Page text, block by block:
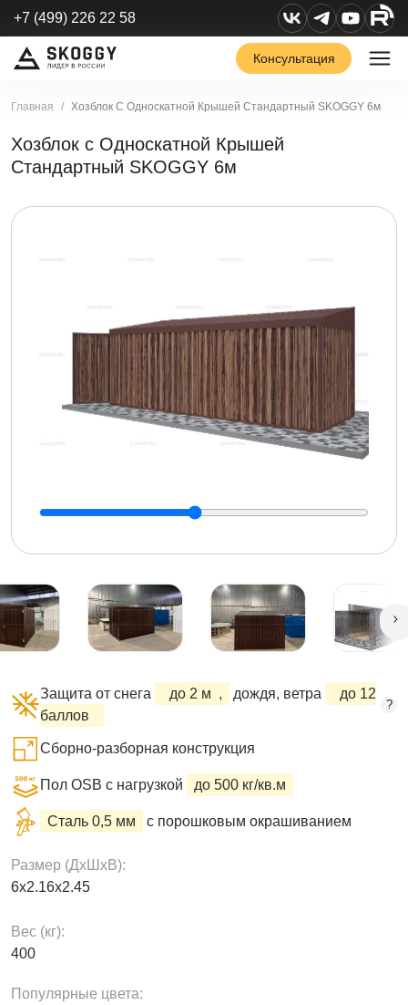
+7 (499) 226 22 58
Консультация
Главная Хозблок С Односкатной Крышей Стандартный SKOGGY 6м
Хозблок с Односкатной Крышей
Стандартный SKOGGY 6м
Защита от снега до 2 м , дождя, ветра
до 12
баллов
?
Сборно-разборная конструкция
Пол OSB с нагрузкой до 500 кг/кв.м
Сталь 0,5 мм с порошковым окрашиванием
Размер (ДxШxВ):
6х2.16х2.45
Вес (кг):
400
Популярные цвета: